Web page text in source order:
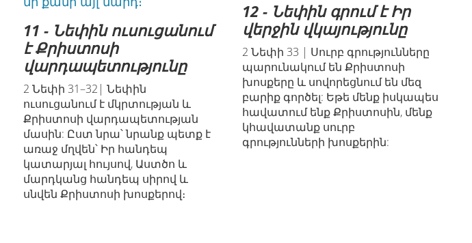
11 - Նեփին ուսուցանում
է Քրիստոսի
վարդապետությունը
2 Նեփի 31–32| Նեփին
ուսուցանում է մկրտության և
Քրիստոսի վարդապետության
մասին: Ըստ նրա՝ նրանք պետք է
առաջ մղվեն՝ Իր հանդեպ
կատարյալ հույսով, Աստծո և
մարդկանց հանդեպ սիրով և
սնվեն Քրիստոսի խոսքերով։
12 - Նեփին գրում է Իր
վերջին վկայությունը
2 Նեփի 33 | Սուրբ գրությունները
պարունակում են Քրիստոսի
խոսքերը և սովորեցնում են մեզ
բարիք գործել: Եթե մենք իսկապես
հավատում ենք Քրիստոսին, մենք
կհավատանք սուրբ
գրությունների խոսքերին: